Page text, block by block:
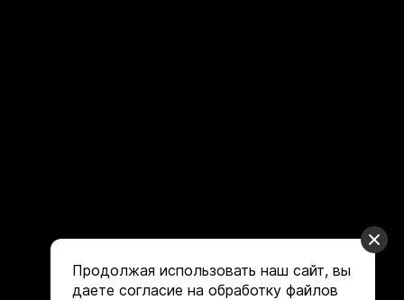
Продолжая использовать наш сайт, вы
даете согласие на обработку файлов